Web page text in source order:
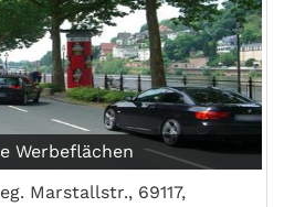
Werbeflächen
Marstallstr., 69117,